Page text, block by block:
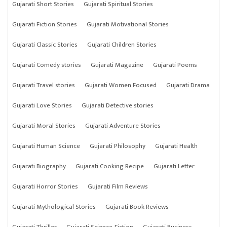
Gujarati Short Stories
Gujarati Spiritual Stories
Gujarati Fiction Stories
Gujarati Motivational Stories
Gujarati Classic Stories
Gujarati Children Stories
Gujarati Comedy stories
Gujarati Magazine
Gujarati Poems
Gujarati Travel stories
Gujarati Women Focused
Gujarati Drama
Gujarati Love Stories
Gujarati Detective stories
Gujarati Moral Stories
Gujarati Adventure Stories
Gujarati Human Science
Gujarati Philosophy
Gujarati Health
Gujarati Biography
Gujarati Cooking Recipe
Gujarati Letter
Gujarati Horror Stories
Gujarati Film Reviews
Gujarati Mythological Stories
Gujarati Book Reviews